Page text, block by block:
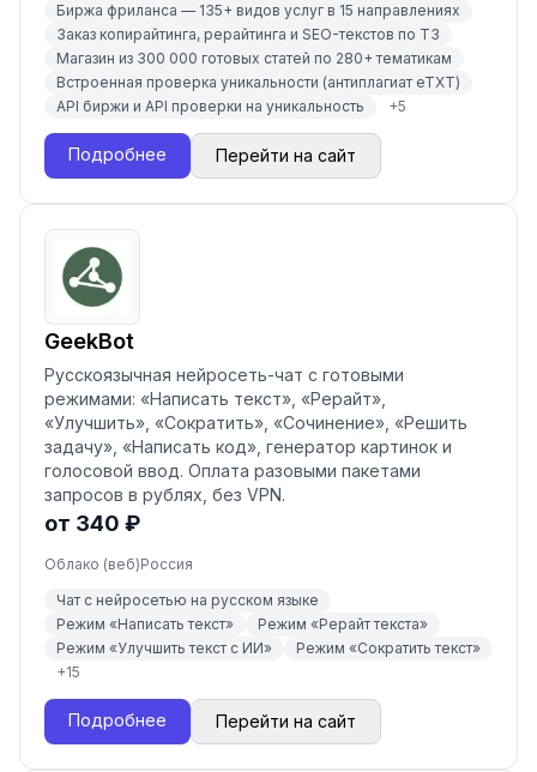
Биржа фриланса — 135+ видов услуг в 15 направлениях
Заказ копирайтинга, рерайтинга и SEO-текстов по ТЗ
Магазин из 300 000 готовых статей по 280+ тематикам
Встроенная проверка уникальности (антиплагиат eTXT)
API биржи и API проверки на уникальность
+5
Подробнее Перейти на сайт
GeekBot
Русскоязычная нейросеть-чат с готовыми
режимами: «Написать текст», «Рерайт»,
«Улучшить», «Сократить», «Сочинение», «Решить
задачу», «Написать код», генератор картинок и
голосовой ввод. Оплата разовыми пакетами
запросов в рублях, без VPN.
от 340 ₽
Облако (веб)Россия
Чат с нейросетью на русском языке
Режим «Написать текст»
Режим «Рерайт текста»
Режим «Улучшить текст с ИИ»
Режим «Сократить текст»
+15
Подробнее Перейти на сайт